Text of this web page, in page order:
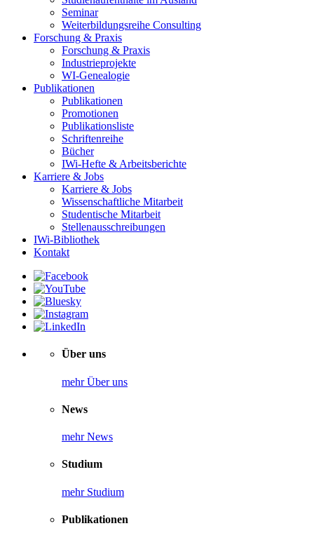
Seminar
Weiterbildungsreihe Consulting
Forschung & Praxis
Forschung & Praxis
Industrieprojekte
WI-Genealogie
Publikationen
Publikationen
Promotionen
Publikationsliste
Schriftenreihe
Bücher
IWi-Hefte & Arbeitsberichte
Karriere & Jobs
Karriere & Jobs
Wissenschaftliche Mitarbeit
Studentische Mitarbeit
Stellenausschreibungen
IWi-Bibliothek
Kontakt
Über uns
mehr Über uns
News
mehr News
Studium
mehr Studium
Publikationen